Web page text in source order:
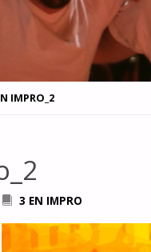
IMPRO_2
3 EN IMPRO